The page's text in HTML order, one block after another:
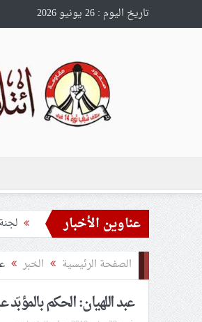
تاريخ اليوم : 26 يونيو 2026
عناوين الأخبار
ملفّ
55 مأتمًا وحسينيّة يعترضون على الإجراءات القمعيّة للنظام في موسم عاشوراء
الصفحة الرئيسية الخبر
عبد اللهيان: الحكم